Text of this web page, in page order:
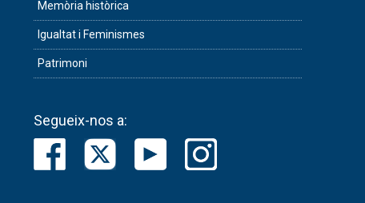
Memòria històrica
Igualtat i Feminismes
Patrimoni
Segueix-nos a: